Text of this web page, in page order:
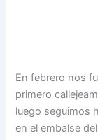
En febrero nos
primero
luego seguimos
en el embalse